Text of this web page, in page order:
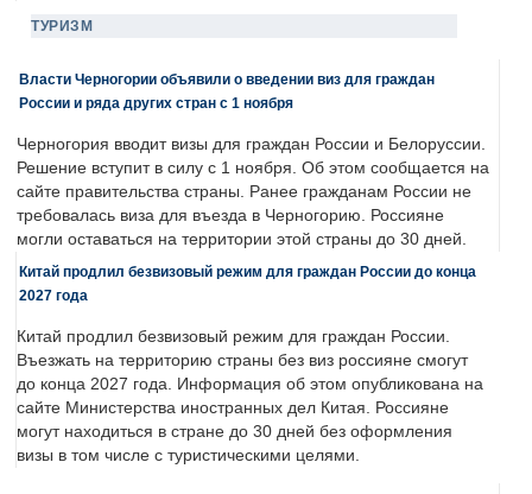
ТУРИЗМ
Власти Черногории объявили о введении виз для граждан
России и ряда других стран с 1 ноября
Черногория вводит визы для граждан России и Белоруссии.
Решение вступит в силу с 1 ноября. Об этом сообщается на
сайте правительства страны. Ранее гражданам России не
требовалась виза для въезда в Черногорию. Россияне
могли оставаться на территории этой страны до 30 дней.
Китай продлил безвизовый режим для граждан России до конца
2027 года
Китай продлил безвизовый режим для граждан России.
Въезжать на территорию страны без виз россияне смогут
до конца 2027 года. Информация об этом опубликована на
сайте Министерства иностранных дел Китая. Россияне
могут находиться в стране до 30 дней без оформления
визы в том числе с туристическими целями.